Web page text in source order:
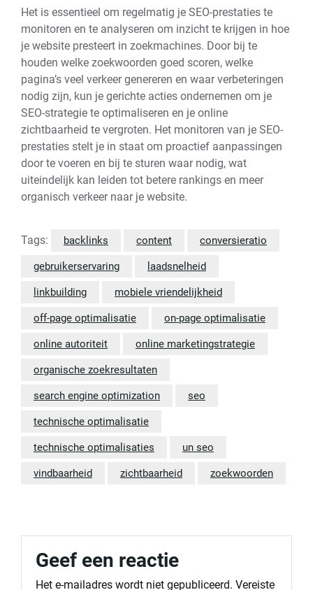
Het is essentieel om regelmatig je SEO-prestaties te
monitoren en te analyseren om inzicht te krijgen in hoe
je website presteert in zoekmachines. Door bij te
houden welke zoekwoorden goed scoren, welke
pagina’s veel verkeer genereren en waar verbeteringen
nodig zijn, kun je gerichte acties ondernemen om je
SEO-strategie te optimaliseren en je online
zichtbaarheid te vergroten. Het monitoren van je SEO-
prestaties stelt je in staat om proactief aanpassingen
door te voeren en bij te sturen waar nodig, wat
uiteindelijk kan leiden tot betere rankings en meer
organisch verkeer naar je website.
Tags: backlinks content conversieratio
gebruikerservaring laadsnelheid
linkbuilding mobiele vriendelijkheid
off-page optimalisatie on-page optimalisatie
online autoriteit online marketingstrategie
organische zoekresultaten
search engine optimization seo
technische optimalisatie
technische optimalisaties un seo
vindbaarheid zichtbaarheid zoekwoorden
Geef een reactie
Het e-mailadres wordt niet gepubliceerd. Vereiste